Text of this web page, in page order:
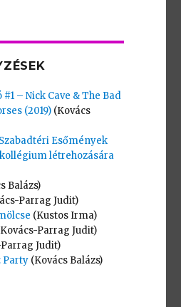
– Nick Cave & The Bad
(2019) (Kovács
Esőmények
létrehozására
Balázs)
Parrag Judit)
(Kustos Irma)
Parrag Judit)
Judit)
Party (Kovács Balázs)